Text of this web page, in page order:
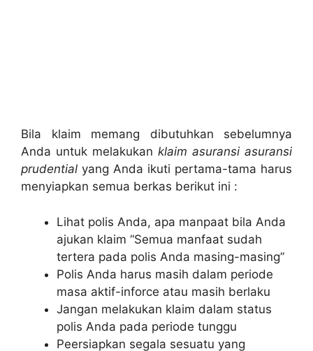
Bila klaim memang dibutuhkan sebelumnya
Anda untuk melakukan klaim asuransi asuransi
prudential yang Anda ikuti pertama-tama harus
menyiapkan semua berkas berikut ini :
Lihat polis Anda, apa manpaat bila Anda
ajukan klaim “Semua manfaat sudah
tertera pada polis Anda masing-masing”
Polis Anda harus masih dalam periode
masa aktif-inforce atau masih berlaku
Jangan melakukan klaim dalam status
polis Anda pada periode tunggu
Peersiapkan segala sesuatu yang